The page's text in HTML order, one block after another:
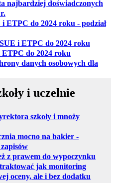
najbardziej doświadczonych
ETPC do 2024 roku - podział
się w nowej karcie
i ETPC do 2024 roku
do 2024 roku
danych osobowych dla
karcie
i uczelnie
szkoły i mnoży
mocno na bakier -
z prawem do wypoczynku
jak monitoring
oceny, ale i bez dodatku